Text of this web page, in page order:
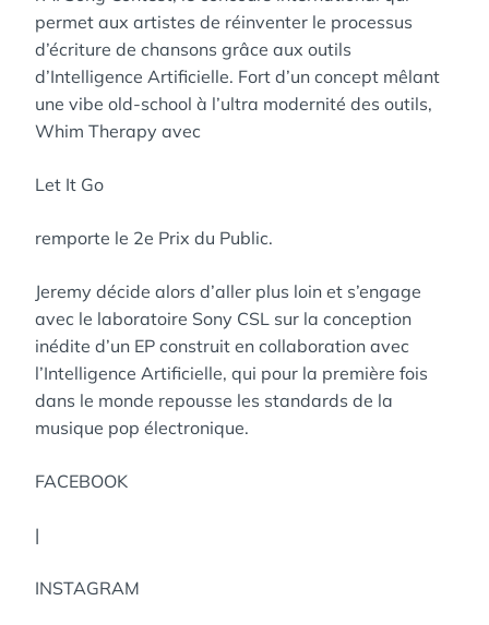
permet aux artistes de réinventer le processus
d’écriture de chansons grâce aux outils
d’Intelligence Artificielle. Fort d’un concept mêlant
une vibe old-school à l’ultra modernité des outils,
Whim Therapy avec
Let It Go
remporte le 2e Prix du Public.
Jeremy décide alors d’aller plus loin et s’engage
avec le laboratoire Sony CSL sur la conception
inédite d’un EP construit en collaboration avec
l’Intelligence Artificielle, qui pour la première fois
dans le monde repousse les standards de la
musique pop électronique.
FACEBOOK
|
INSTAGRAM